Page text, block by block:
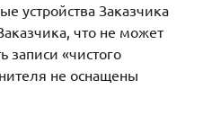
устройства Заказчика
что не может
записи «чистого
не оснащены